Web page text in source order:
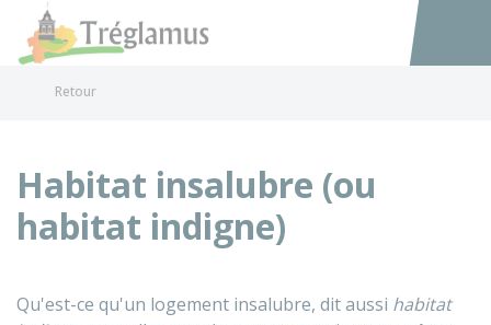
Accéder
Retour
Habitat insalubre (ou
habitat indigne)
Qu'est-ce qu'un logement insalubre, dit aussi habitat